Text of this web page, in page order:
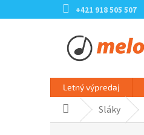
na
+421 918 505 507
Letný výpredaj
DomovSláky